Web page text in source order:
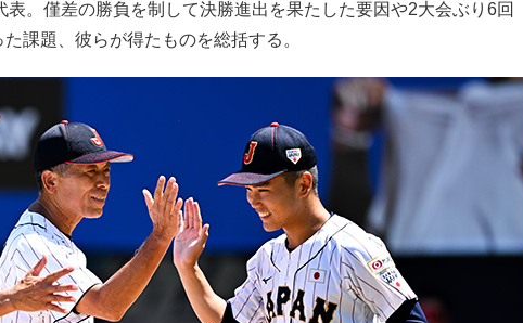
表。僅差の勝負を制して決勝進出を果たした要因や2大会ぶり6回
課題、彼らが得たものを総括する。